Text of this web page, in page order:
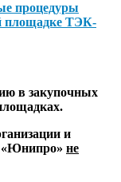
процедуры
площадке ТЭК-
в закупочных
и
«Юнипро» не